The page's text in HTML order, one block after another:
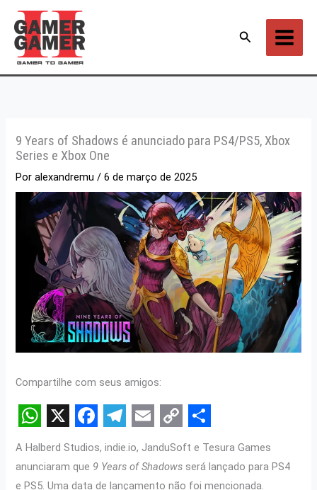
para
conteúdo
Pesquisar
9 Years of Shadows é anunciado para PS4/PS5, Xbox
Series e Xbox One
Poralexandremu/6 de março de 2025
Compartilhe com seus amigos:
W
h
a
X F
a
c
T
e
l
E
m
a
C
o
p
S
h
a
A Halberd Studios, indie.io, JanduSoft e Tesura Games
anunciaram que 9 Years of Shadows será lançado para PS4
e PS5. Uma data de lançamento não foi mencionada.